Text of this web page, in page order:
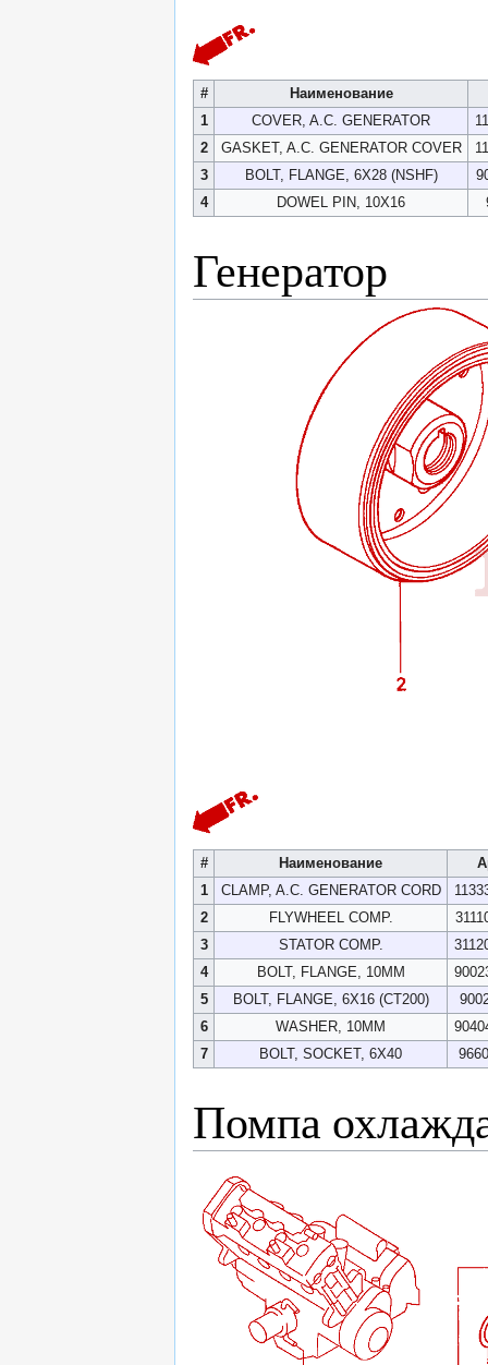
#
Наименование
1
COVER, A.C. GENERATOR
2
GASKET, A.C. GENERATOR COVER
3
BOLT, FLANGE, 6X28 (NSHF)
4
DOWEL PIN, 10X16
Генератор
# Наименование
1
CLAMP, A.C. GENERATOR CORD
2
FLYWHEEL COMP.
3
STATOR COMP.
4
BOLT, FLANGE, 10MM
5
BOLT, FLANGE, 6X16 (CT200)
6
WASHER, 10MM
7
BOLT, SOCKET, 6X40
Помпа